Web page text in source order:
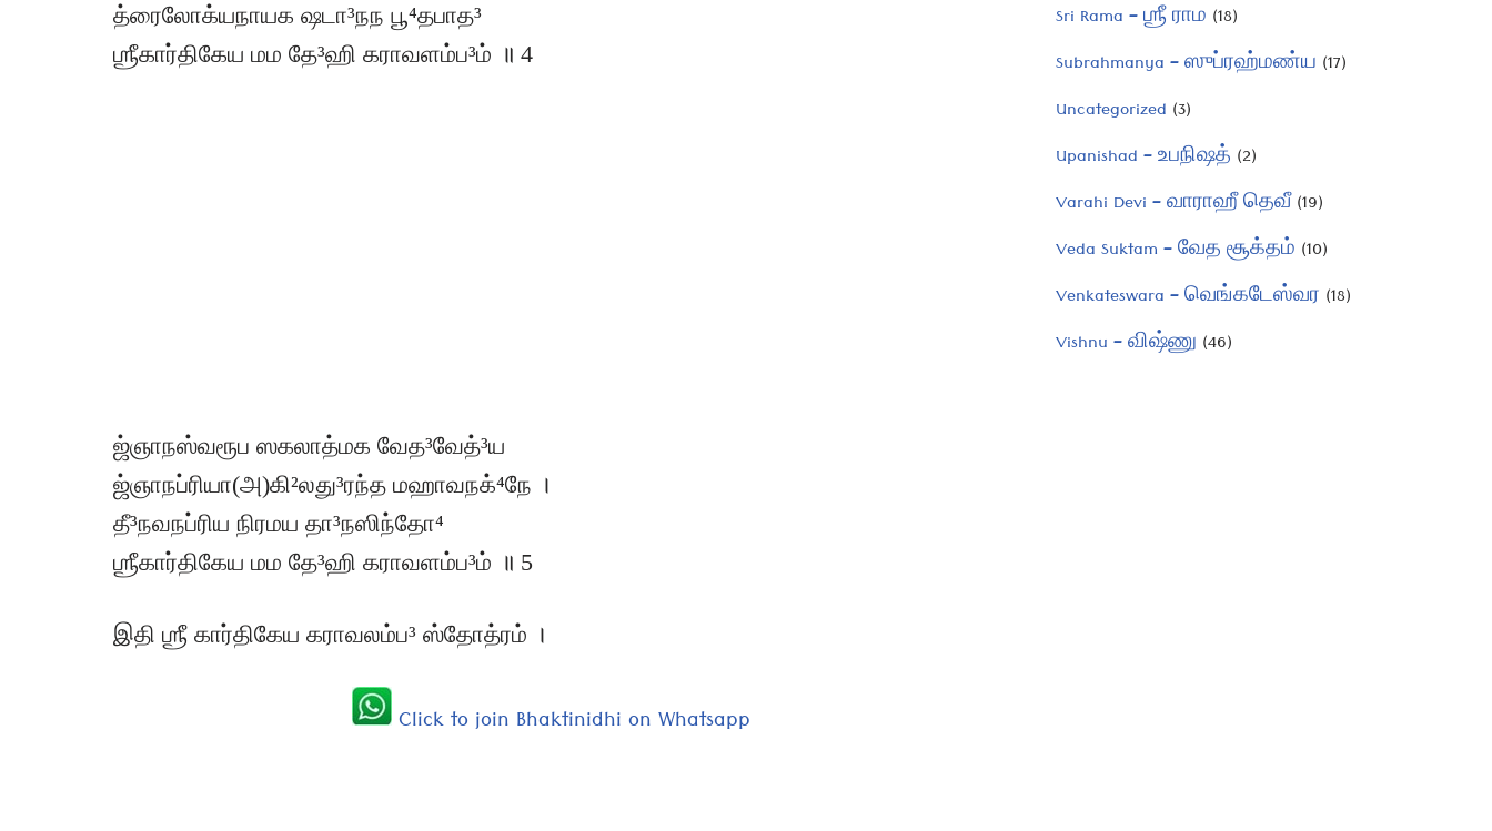
த்ரைலோக்யநாயக ஷடா³நந பூ⁴தபாத³
ஶ்ரீகார்திகேய மம தே³ஹி கராவளம்ப³ம் ॥ 4
ஜ்ஞாநஸ்வரூப ஸகலாத்மக வேத³வேத்³ய
ஜ்ஞாநப்ரியா(அ)கி²லது³ரந்த மஹாவநக்⁴நே ।
தீ³நவநப்ரிய நிரமய தா³நஸிந்தோ⁴
ஶ்ரீகார்திகேய மம தே³ஹி கராவளம்ப³ம் ॥ 5
இதி ஶ்ரீ கார்திகேய கராவலம்ப³ ஸ்தோத்ரம் ।
Click to join Bhaktinidhi on Whatsapp
Sri Rama – ஶ்ரீ ராம (18)
Subrahmanya – ஸுப்ரஹ்மண்ய (17)
Uncategorized (3)
Upanishad – உபநிஷத் (2)
Varahi Devi – வாராஹீ தெவீ(19)
Veda Suktam – வேத சூக்தம் (10)
Venkateswara – வெங்கடேஸ்வர (18)
Vishnu – விஷ்ணு (46)